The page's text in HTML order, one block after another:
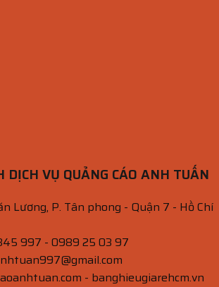
DỊCH VỤ QUẢNG CÁO ANH TUẤN
Lương, P. Tân phong - Quận 7 - Hồ Chí
997 - 0989 25 03 97
- banghieugiarehcm.vn